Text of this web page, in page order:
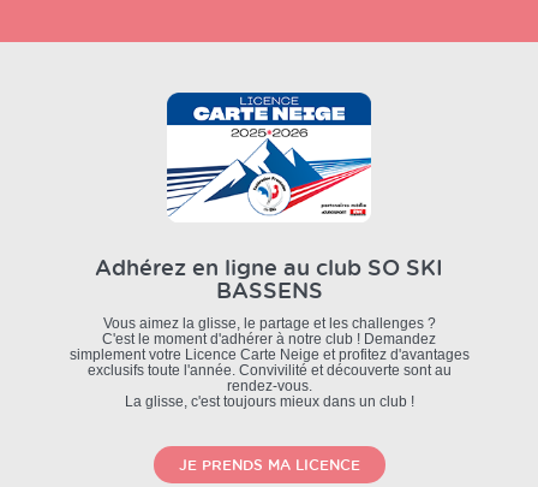
Adhérez en ligne au club SO SKI
BASSENS
Vous aimez la glisse, le partage et les challenges ?
C'est le moment d'adhérer à notre club ! Demandez
simplement votre Licence Carte Neige et profitez d'avantages
exclusifs toute l'année. Convivilité et découverte sont au
rendez-vous.
La glisse, c'est toujours mieux dans un club !
JE PRENDS MA LICENCE